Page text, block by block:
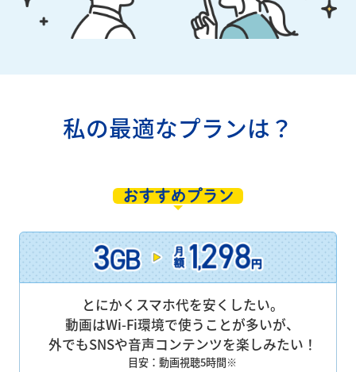
私の最適なプランは？
おすすめプラン
とにかくスマホ代を安くしたい。
動画はWi-Fi環境で使うことが多いが、
外でもSNSや音声コンテンツを楽しみたい！
目安：動画視聴5時間※